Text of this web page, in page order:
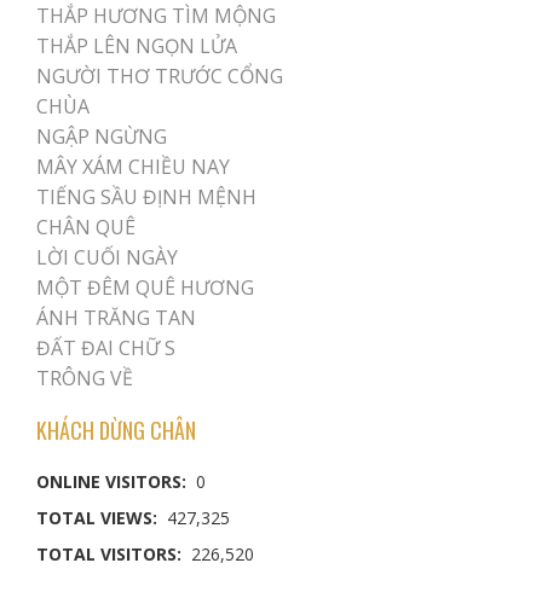
THẮP HƯƠNG TÌM MỘNG
THẮP LÊN NGỌN LỬA
NGƯỜI THƠ TRƯỚC CỔNG
CHÙA
NGẬP NGỪNG
MÂY XÁM CHIỀU NAY
TIẾNG SẦU ĐỊNH MỆNH
CHÂN QUÊ
LỜI CUỐI NGÀY
MỘT ĐÊM QUÊ HƯƠNG
ÁNH TRĂNG TAN
ĐẤT ĐAI CHỮ S
TRÔNG VỀ
KHÁCH DỪNG CHÂN
ONLINE VISITORS: 0
TOTAL VIEWS: 427,325
TOTAL VISITORS: 226,520